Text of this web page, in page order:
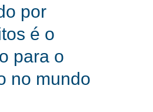
por
é o
para o
no mundo